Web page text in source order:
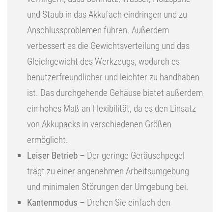
und Staub in das Akkufach eindringen und zu
Anschlussproblemen führen. Außerdem
verbessert es die Gewichtsverteilung und das
Gleichgewicht des Werkzeugs, wodurch es
benutzerfreundlicher und leichter zu handhaben
ist. Das durchgehende Gehäuse bietet außerdem
ein hohes Maß an Flexibilität, da es den Einsatz
von Akkupacks in verschiedenen Größen
ermöglicht.
Leiser Betrieb – Der geringe Geräuschpegel
trägt zu einer angenehmen Arbeitsumgebung
und minimalen Störungen der Umgebung bei.
Kantenmodus – Drehen Sie einfach den